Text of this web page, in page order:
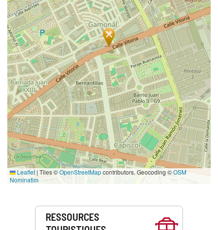
Leaflet | Tiles ©OpenStreetMapcontributors. Geocoding ©OSM
Nominatim
Prestations
RESSOURCES